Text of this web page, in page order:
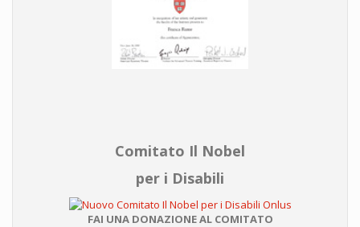
Comitato Il Nobel
per i Disabili
FAI UNA DONAZIONE AL COMITATO